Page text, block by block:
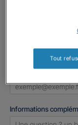
United
*
Informations
Tout